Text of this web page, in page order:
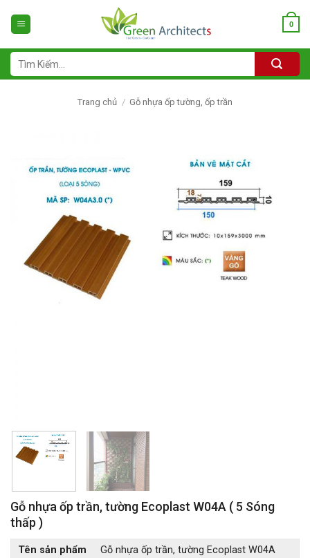
dung
0
Tìm
kiếm:
Trang chủ / Gỗ nhựa ốp tường, ốp trần
Gỗ nhựa ốp trần, tường Ecoplast W04A ( 5 Sóng
thấp )
Tên sản phẩm
Gỗ nhựa ốp trần, tường Ecoplast W04A